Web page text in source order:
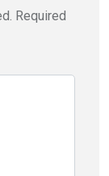
Required